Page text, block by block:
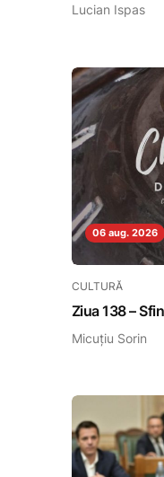
Lucian Ispas
06 aug. 2026
CULTURĂ
Ziua 138 –
Micuțiu Sorin